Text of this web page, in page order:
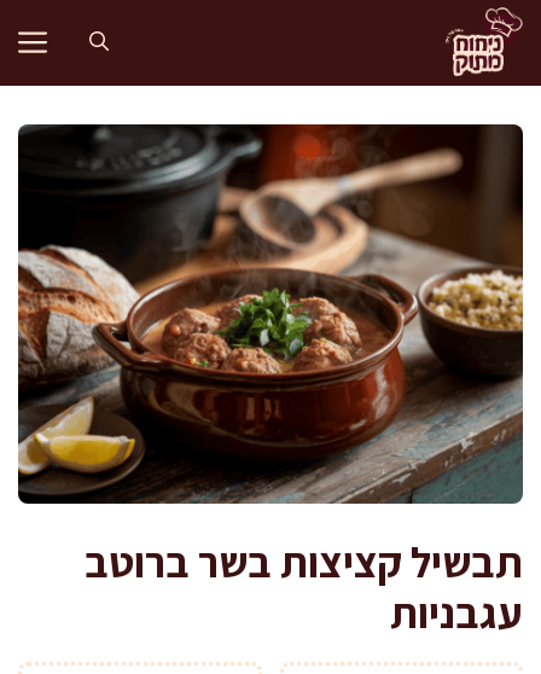
לדלג
לתוכן
תבשיל קציצות בשר ברוטב
עגבניות